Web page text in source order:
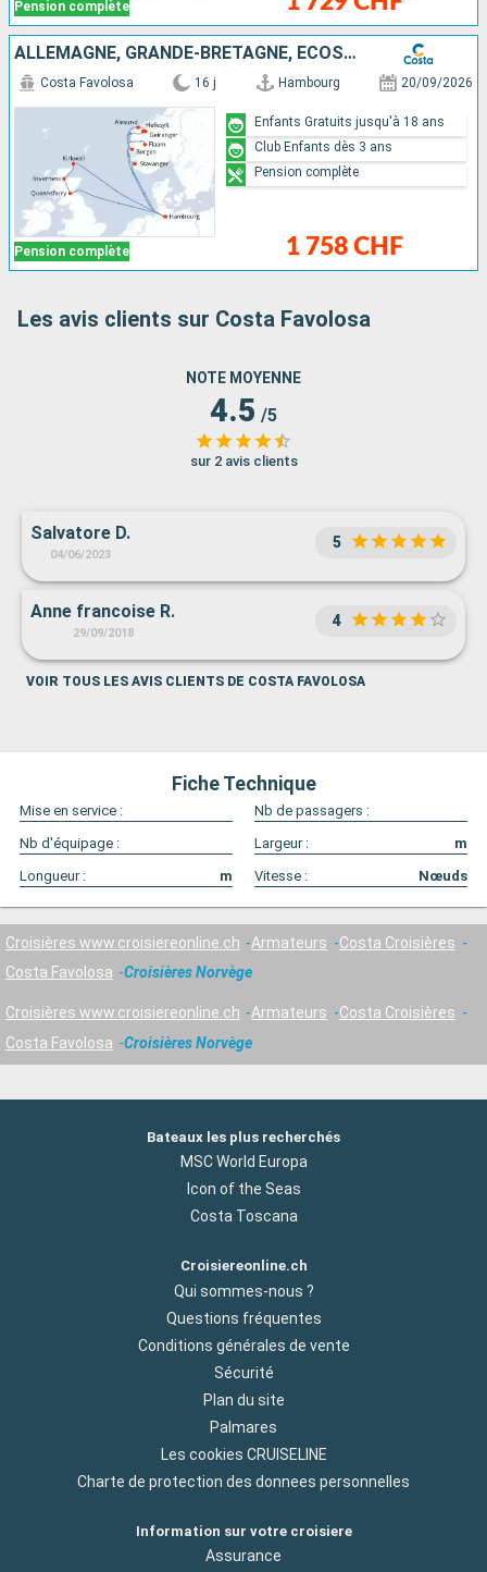
Pension complète
ALLEMAGNE, GRANDE-BRETAGNE, ECOSSE, NORVÈGE
Pension complète
Costa Favolosa 16 j Hambourg 20/09/2026
1 758 CHF
Enfants Gratuits jusqu'à 18 ans
Club Enfants dès 3 ans
Pension complète
Les avis clients sur Costa Favolosa
NOTE MOYENNE
4.5 /5
sur 2 avis clients
Salvatore D.
04/06/2023
5
Anne francoise R.
29/09/2018
4
VOIR TOUS LES AVIS CLIENTS DE COSTA FAVOLOSA
Fiche Technique
Mise en service :
Nb de passagers :
Nb d'équipage :
Largeur :
m
Longueur :
m Vitesse : Nœuds
Croisières www.croisiereonline.ch Armateurs
Costa Croisières
Costa Favolosa
Croisières Norvège
Croisières www.croisiereonline.ch Armateurs
Costa Croisières
Costa Favolosa
Croisières Norvège
Bateaux les plus recherchés
MSC World Europa
Icon of the Seas
Costa Toscana
Croisiereonline.ch
Qui sommes-nous ?
Questions fréquentes
Conditions générales de vente
Sécurité
Plan du site
Palmares
Les cookies CRUISELINE
Charte de protection des donnees personnelles
Information sur votre croisiere
Assurance